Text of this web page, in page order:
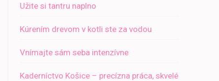
Užite si tantru naplno
Kúrením drevom v kotli ste za vodou
Vnímajte sám seba intenzívne
Kaderníctvo Košice – precízna práca, skvelé